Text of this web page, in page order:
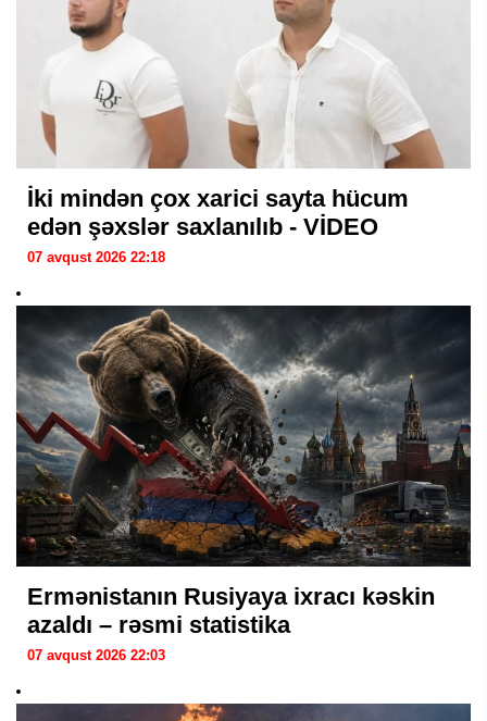
İki mindən çox xarici sayta hücum
edən şəxslər saxlanılıb - VİDEO
07 avqust 2026 22:18
Ermənistanın Rusiyaya ixracı kəskin
azaldı – rəsmi statistika
07 avqust 2026 22:03